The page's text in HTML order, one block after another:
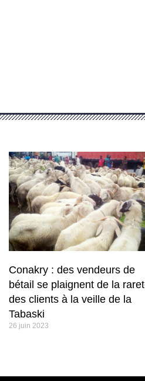
Conakry : des vendeurs de
bétail se plaignent de la
des clients à la veille de la
Tabaski
26 juin 2023